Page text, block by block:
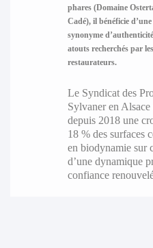
phares (Domaine
Cadé), il bénéficie
synonyme
atouts recherchés par
restaurateurs.
Le Syndicat des
Sylvaner en Alsace
depuis 2018 une
18 % des surfaces
en biodynamie sur
d’une dynamique
confiance